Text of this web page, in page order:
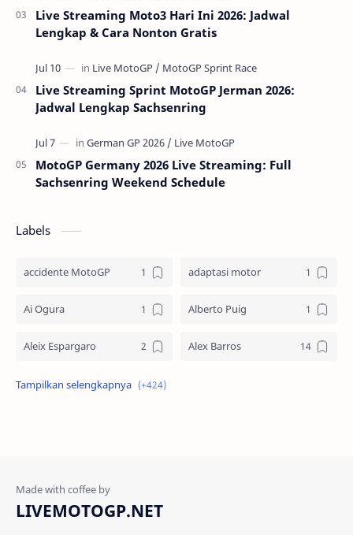
Live Streaming Moto3 Hari Ini 2026: Jadwal
Lengkap & Cara Nonton Gratis
Live Streaming Sprint MotoGP Jerman 2026:
Jadwal Lengkap Sachsenring
MotoGP Germany 2026 Live Streaming: Full
Sachsenring Weekend Schedule
Labels
accidente MotoGP adaptasi motor
Ai Ogura Alberto Puig
Aleix Espargaro Alex Barros
Alex Criville
Analisis MotoGP
LIVEMOTOGP.NET